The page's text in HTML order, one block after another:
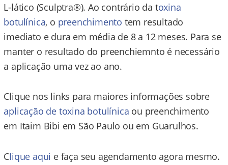
L-lático (Sculptra®). Ao contrário da toxina
botulínica, o preenchimento tem resultado
imediato e dura em média de 8 a 12 meses. Para se
manter o resultado do preenchiemnto é necessário
a aplicação uma vez ao ano.
Clique nos links para maiores informações sobre
aplicação de toxina botulínica ou preenchimento
em Itaim Bibi em São Paulo ou em Guarulhos.
Clique aqui e faça seu agendamento agora mesmo.